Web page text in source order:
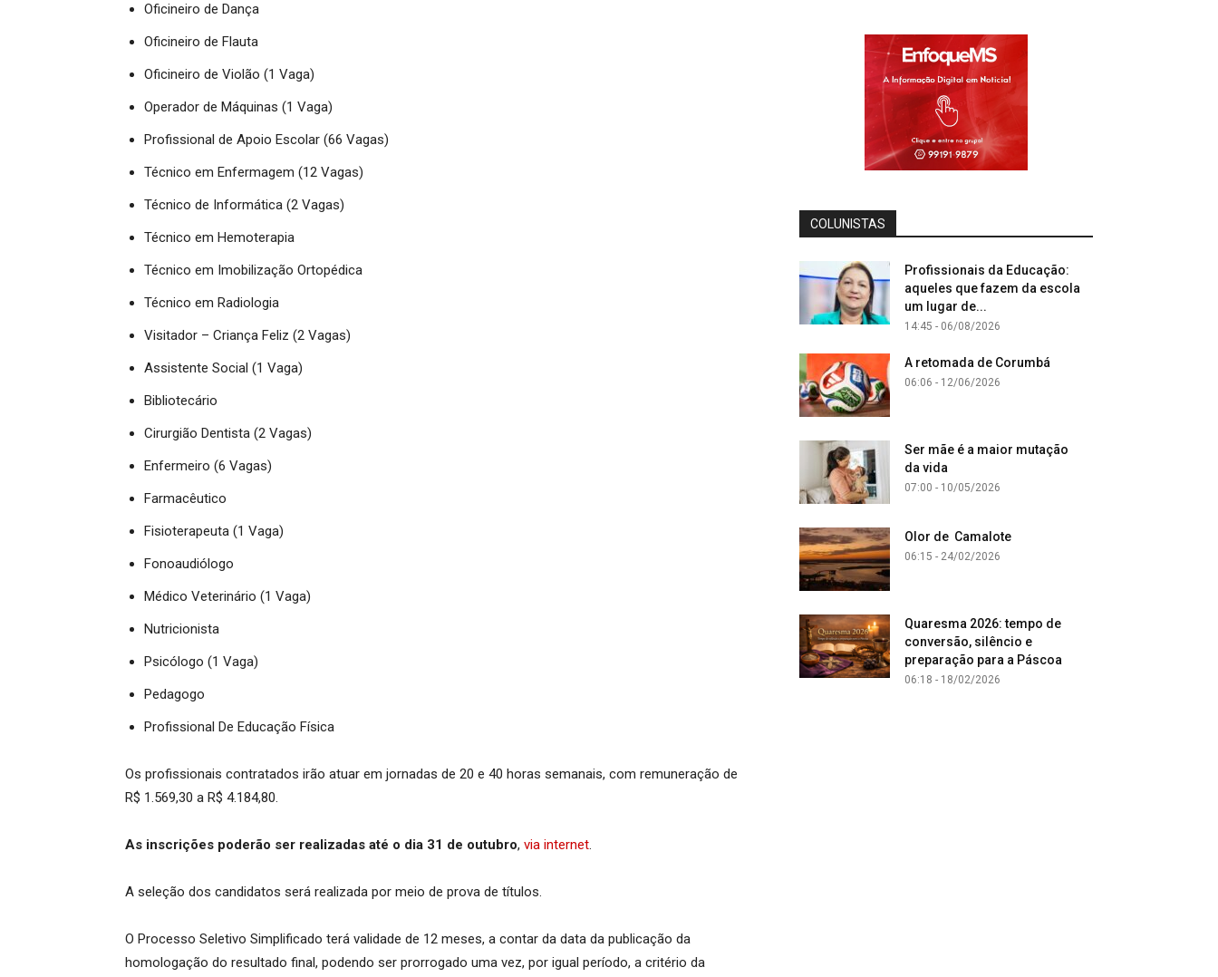
Oficineiro de Dança
Oficineiro de Flauta
Oficineiro de Violão (1 Vaga)
Operador de Máquinas (1 Vaga)
Profissional de Apoio Escolar (66 Vagas)
Técnico em Enfermagem (12 Vagas)
Técnico de Informática (2 Vagas)
Técnico em Hemoterapia
Técnico em Imobilização Ortopédica
Técnico em Radiologia
Visitador – Criança Feliz (2 Vagas)
Assistente Social (1 Vaga)
Bibliotecário
Cirurgião Dentista (2 Vagas)
Enfermeiro (6 Vagas)
Farmacêutico
Fisioterapeuta (1 Vaga)
Fonoaudiólogo
Médico Veterinário (1 Vaga)
Nutricionista
Psicólogo (1 Vaga)
Pedagogo
Profissional De Educação Física
Os profissionais contratados irão atuar em jornadas de 20 e 40 horas semanais, com remuneração de
R$ 1.569,30 a R$ 4.184,80.
As inscrições poderão ser realizadas até o dia 31 de outubro, via internet.
A seleção dos candidatos será realizada por meio de prova de títulos.
O Processo Seletivo Simplificado terá validade de 12 meses, a contar da data da publicação da
homologação do resultado final, podendo ser prorrogado uma vez, por igual período, a critério da
COLUNISTAS
Profissionais da Educação:
aqueles que fazem da escola
um lugar de...
14:45 - 06/08/2026
A retomada de Corumbá
06:06 - 12/06/2026
Ser mãe é a maior mutação
da vida
07:00 - 10/05/2026
Olor de Camalote
06:15 - 24/02/2026
Quaresma 2026: tempo de
conversão, silêncio e
preparação para a Páscoa
06:18 - 18/02/2026